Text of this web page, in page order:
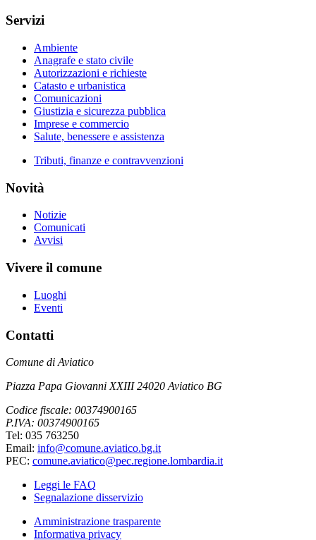
Servizi
Ambiente
Anagrafe e stato civile
Autorizzazioni e richieste
Catasto e urbanistica
Comunicazioni
Giustizia e sicurezza pubblica
Imprese e commercio
Salute, benessere e assistenza
Tributi, finanze e contravvenzioni
Novità
Notizie
Comunicati
Avvisi
Vivere il comune
Luoghi
Eventi
Contatti
Comune di Aviatico
Piazza Papa Giovanni XXIII 24020 Aviatico BG
Codice fiscale: 00374900165
P.IVA: 00374900165
Tel: 035 763250
Email: info@comune.aviatico.bg.it
PEC: comune.aviatico@pec.regione.lombardia.it
Leggi le FAQ
Segnalazione disservizio
Amministrazione trasparente
Informativa privacy